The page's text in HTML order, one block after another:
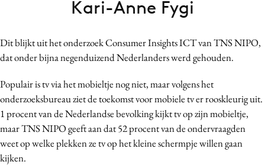
Carriere
Contentmarketing
Craft
Customer Experience
Data & Insights
Design
Digital transformation
Dit blijkt uit het onderzoek Consumer Insights ICT van TNS NIPO,
dat onder bijna negenduizend Nederlanders werd gehouden.
Populair is tv via het mobieltje nog niet, maar volgens het
onderzoeksbureau ziet de toekomst voor mobiele tv er rooskleurig uit.
1 procent van de Nederlandse bevolking kijkt tv op zijn mobieltje,
maar TNS NIPO geeft aan dat 52 procent van de ondervraagden
weet op welke plekken ze tv op het kleine schermpje willen gaan
kijken.
Kari-Anne Fygi